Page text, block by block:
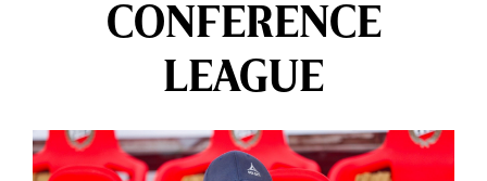
CONFERENCE
LEAGUE